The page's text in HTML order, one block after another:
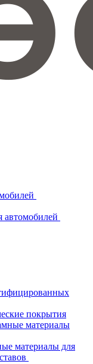
автомобилей
покрытия
материалы
материалы для